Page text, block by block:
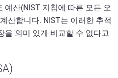
예산(NIST 지침에 따른 모든 오
산합니다. NIST는 이러한 추적
을 의미 있게 비교할 수 없다고